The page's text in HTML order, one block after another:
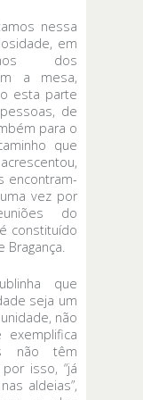
nessa
em
dos
a mesa,
esta parte
de
para o
que
encontram-
vez por
do
constituído
Bragança.
que
seja um
não
exemplifica
não têm
isso, “já
aldeias”,